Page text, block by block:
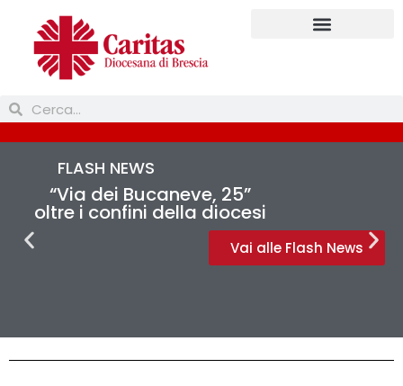
FLASH NEWS
“Via dei Bucaneve, 25”
oltre i confini della diocesi
Vai alle Flash News